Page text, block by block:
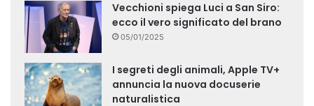
Vecchioni spiega Luci a San Siro:
ecco il vero significato del brano
05/01/2025
I segreti degli animali, Apple TV+
annuncia la nuova docuserie
naturalistica